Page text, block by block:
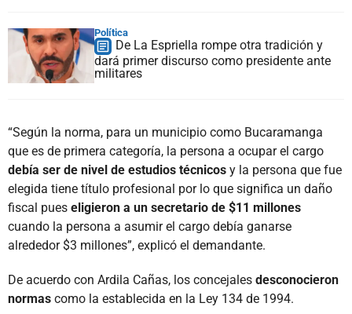
Política
De La Espriella rompe otra tradición y
dará primer discurso como presidente ante
militares
“Según la norma, para un municipio como Bucaramanga
que es de primera categoría, la persona a ocupar el cargo
debía ser de nivel de estudios técnicos y la persona que fue
elegida tiene título profesional por lo que significa un daño
fiscal pues eligieron a un secretario de $11 millones
cuando la persona a asumir el cargo debía ganarse
alrededor $3 millones”, explicó el demandante.
De acuerdo con Ardila Cañas, los concejales desconocieron
normas como la establecida en la Ley 134 de 1994.